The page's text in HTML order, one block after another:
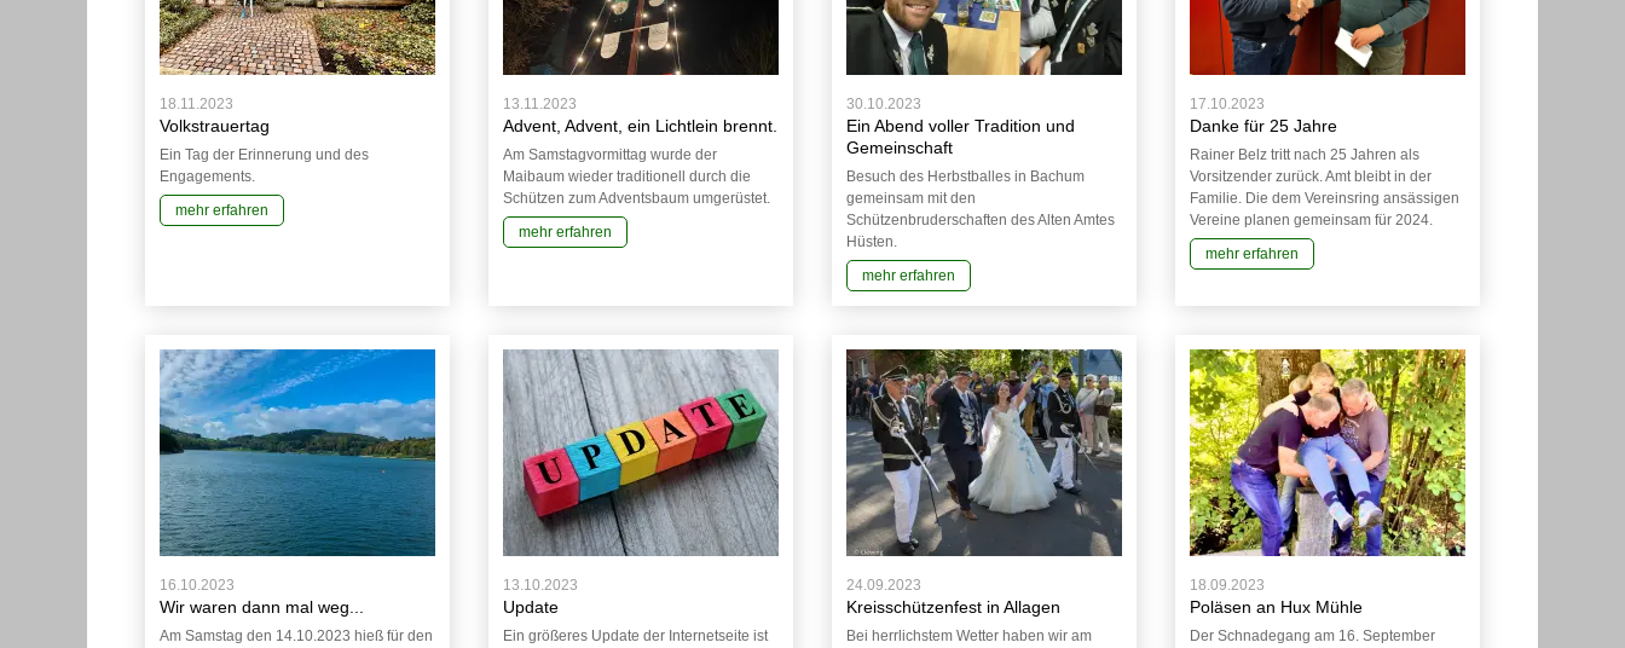
18.11.2023
Volkstrauertag
Ein Tag der Erinnerung und des
Engagements.
mehr erfahren
13.11.2023
Advent, Advent, ein Lichtlein brennt.
Am Samstagvormittag wurde der
Maibaum wieder traditionell durch die
Schützen zum Adventsbaum umgerüstet.
mehr erfahren
30.10.2023
Ein Abend voller Tradition und
Gemeinschaft
Besuch des Herbstballes in Bachum
gemeinsam mit den
Schützenbruderschaften des Alten Amtes
Hüsten.
mehr erfahren
17.10.2023
Danke für 25 Jahre
Rainer Belz tritt nach 25 Jahren als
Vorsitzender zurück. Amt bleibt in der
Familie. Die dem Vereinsring ansässigen
Vereine planen gemeinsam für 2024.
mehr erfahren
16.10.2023
Wir waren dann mal weg...
Am Samstag den 14.10.2023 hieß für den
13.10.2023
Update
Ein größeres Update der Internetseite ist
24.09.2023
Kreisschützenfest in Allagen
Bei herrlichstem Wetter haben wir am
18.09.2023
Poläsen an Hux Mühle
Der Schnadegang am 16. September